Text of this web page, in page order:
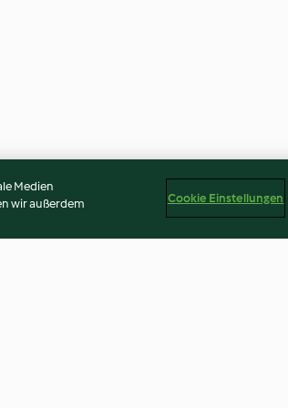
Medien
wir außerdem
Cookie Einstellungen